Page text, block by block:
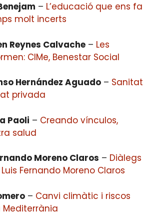
– L’educació que ens fa
molt incerts
Reynes Calvache – Les
CIMe, Benestar Social
Hernández Aguado – Sanitat
privada
Paoli – Creando vínculos,
salud
Moreno Claros – Diàlegs
Fernando Moreno Claros
– Canvi climàtic i riscos